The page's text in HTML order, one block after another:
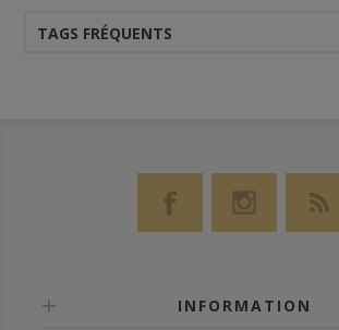
TAGS FRÉQUENTS
INFORMATION